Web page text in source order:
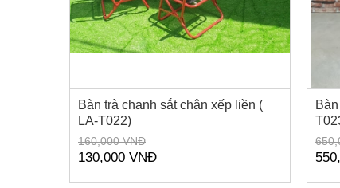
Bàn trà chanh sắt chân xếp liền (
LA-T022)
160,000 VNĐ
130,000 VNĐ